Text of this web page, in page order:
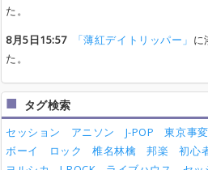
た。
8月5日15:57
「薄紅デイトリッパー」 に
た。
タグ検索
セッション アニソン J-POP 東京事変
ボーイ
ロック 椎名林檎 邦楽 初心